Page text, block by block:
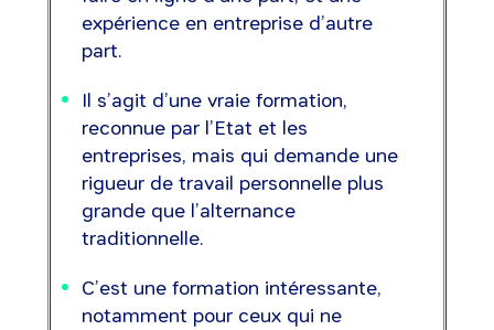
expérience en entreprise d’autre
part.
Il s’agit d’une vraie formation,
reconnue par l’Etat et les
entreprises, mais qui demande une
rigueur de travail personnelle plus
grande que l’alternance
traditionnelle.
C’est une formation intéressante,
notamment pour ceux qui ne